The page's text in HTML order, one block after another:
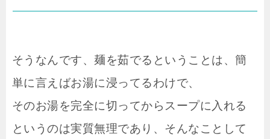
そうなんです、麺を茹でるということは、簡
単に言えばお湯に浸ってるわけで、
そのお湯を完全に切ってからスープに入れる
というのは実質無理であり、そんなことして